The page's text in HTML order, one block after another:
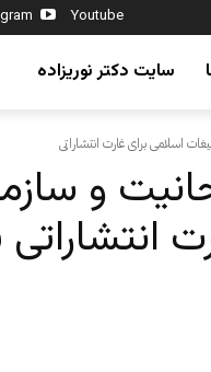
Youtube
سایت دکتر نوریزاده
و